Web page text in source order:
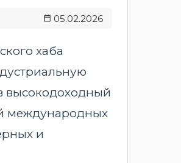
05.02.2026
хаба
высокодоходный
международных
и